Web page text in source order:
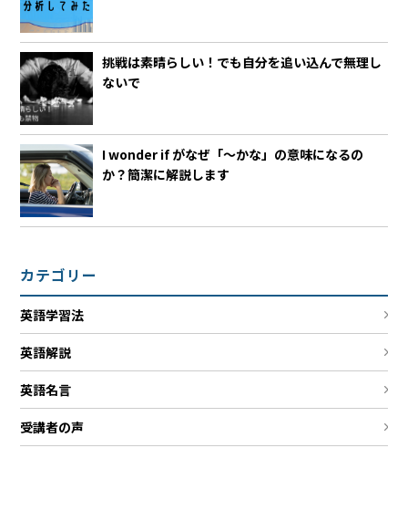
挑戦は素晴らしい！でも自分を追い込んで無理し
ないで
I wonder if がなぜ「～かな」の意味になるの
か？簡潔に解説します
カテゴリー
英語学習法
英語解説
英語名言
受講者の声